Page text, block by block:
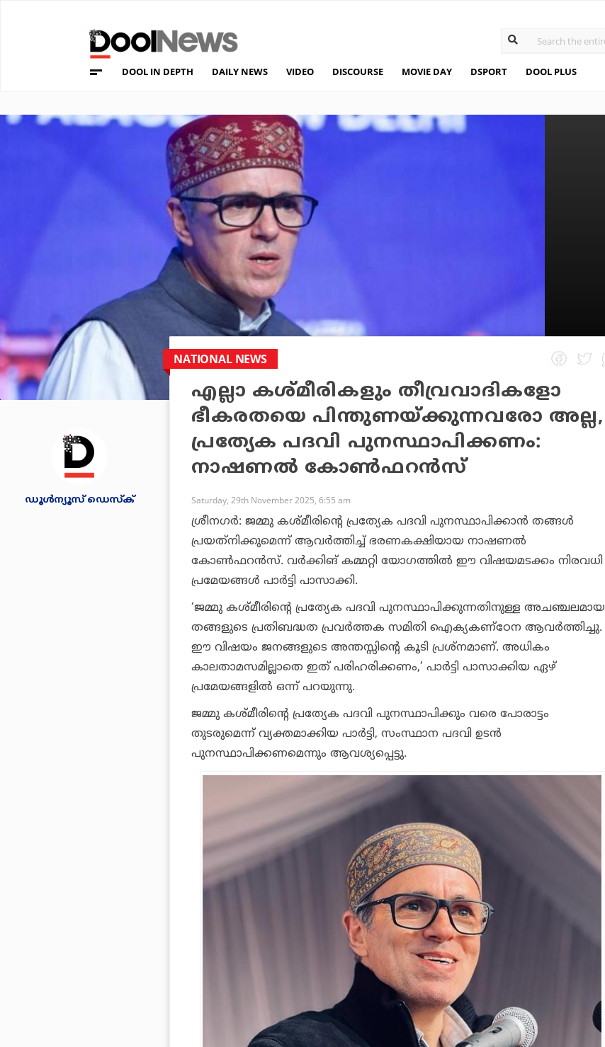
DOOL IN DEPTH DAILY NEWS VIDEO DISCOURSE MOVIE DAY DSPORT DOOL PLUS
ഡൂള്‍ന്യൂസ് ഡെസ്‌ക്
NATIONAL NEWS
എല്ലാ കശ്മീരികളും തീവ്രവാദികളോ
ഭീകരതയെ പിന്തുണയ്ക്കുന്നവരോ അല്ല,
പ്രത്യേക പദവി പുനസ്ഥാപിക്കണം:
നാഷണല്‍ കോണ്‍ഫറന്‍സ്
Saturday, 29th November 2025, 6:55 am
ശ്രീനഗര്‍: ജമ്മു കശ്മീരിന്റെ പ്രത്യേക പദവി പുനസ്ഥാപിക്കാന്‍ തങ്ങള്‍
പ്രയത്‌നിക്കുമെന്ന് ആവര്‍ത്തിച്ച് ഭരണകക്ഷിയായ നാഷണല്‍
കോണ്‍ഫറന്‍സ്. വര്‍ക്കിങ് കമ്മറ്റി യോഗത്തില്‍ ഈ വിഷയമടക്കം നിരവധി
പ്രമേയങ്ങള്‍ പാര്‍ട്ടി പാസാക്കി.
‘ജമ്മു കശ്മീരിന്റെ പ്രത്യേക പദവി പുനസ്ഥാപിക്കുന്നതിനുള്ള അചഞ്ചലമായ
തങ്ങളുടെ പ്രതിബദ്ധത പ്രവര്‍ത്തക സമിതി ഐക്യകണ്‌ഠേന ആവര്‍ത്തിച്ചു.
ഈ വിഷയം ജനങ്ങളുടെ അന്തസ്സിന്റെ കൂടി പ്രശ്‌നമാണ്. അധികം
കാലതാമസമില്ലാതെ ഇത് പരിഹരിക്കണം,’ പാര്‍ട്ടി പാസാക്കിയ ഏഴ്
പ്രമേയങ്ങളില്‍ ഒന്ന് പറയുന്നു.
ജമ്മു കശ്മീരിന്റെ പ്രത്യേക പദവി പുനസ്ഥാപിക്കും വരെ പോരാട്ടം
തുടരുമെന്ന് വ്യക്തമാക്കിയ പാര്‍ട്ടി, സംസ്ഥാന പദവി ഉടന്‍
പുനസ്ഥാപിക്കണമെന്നും ആവശ്യപ്പെട്ടു.